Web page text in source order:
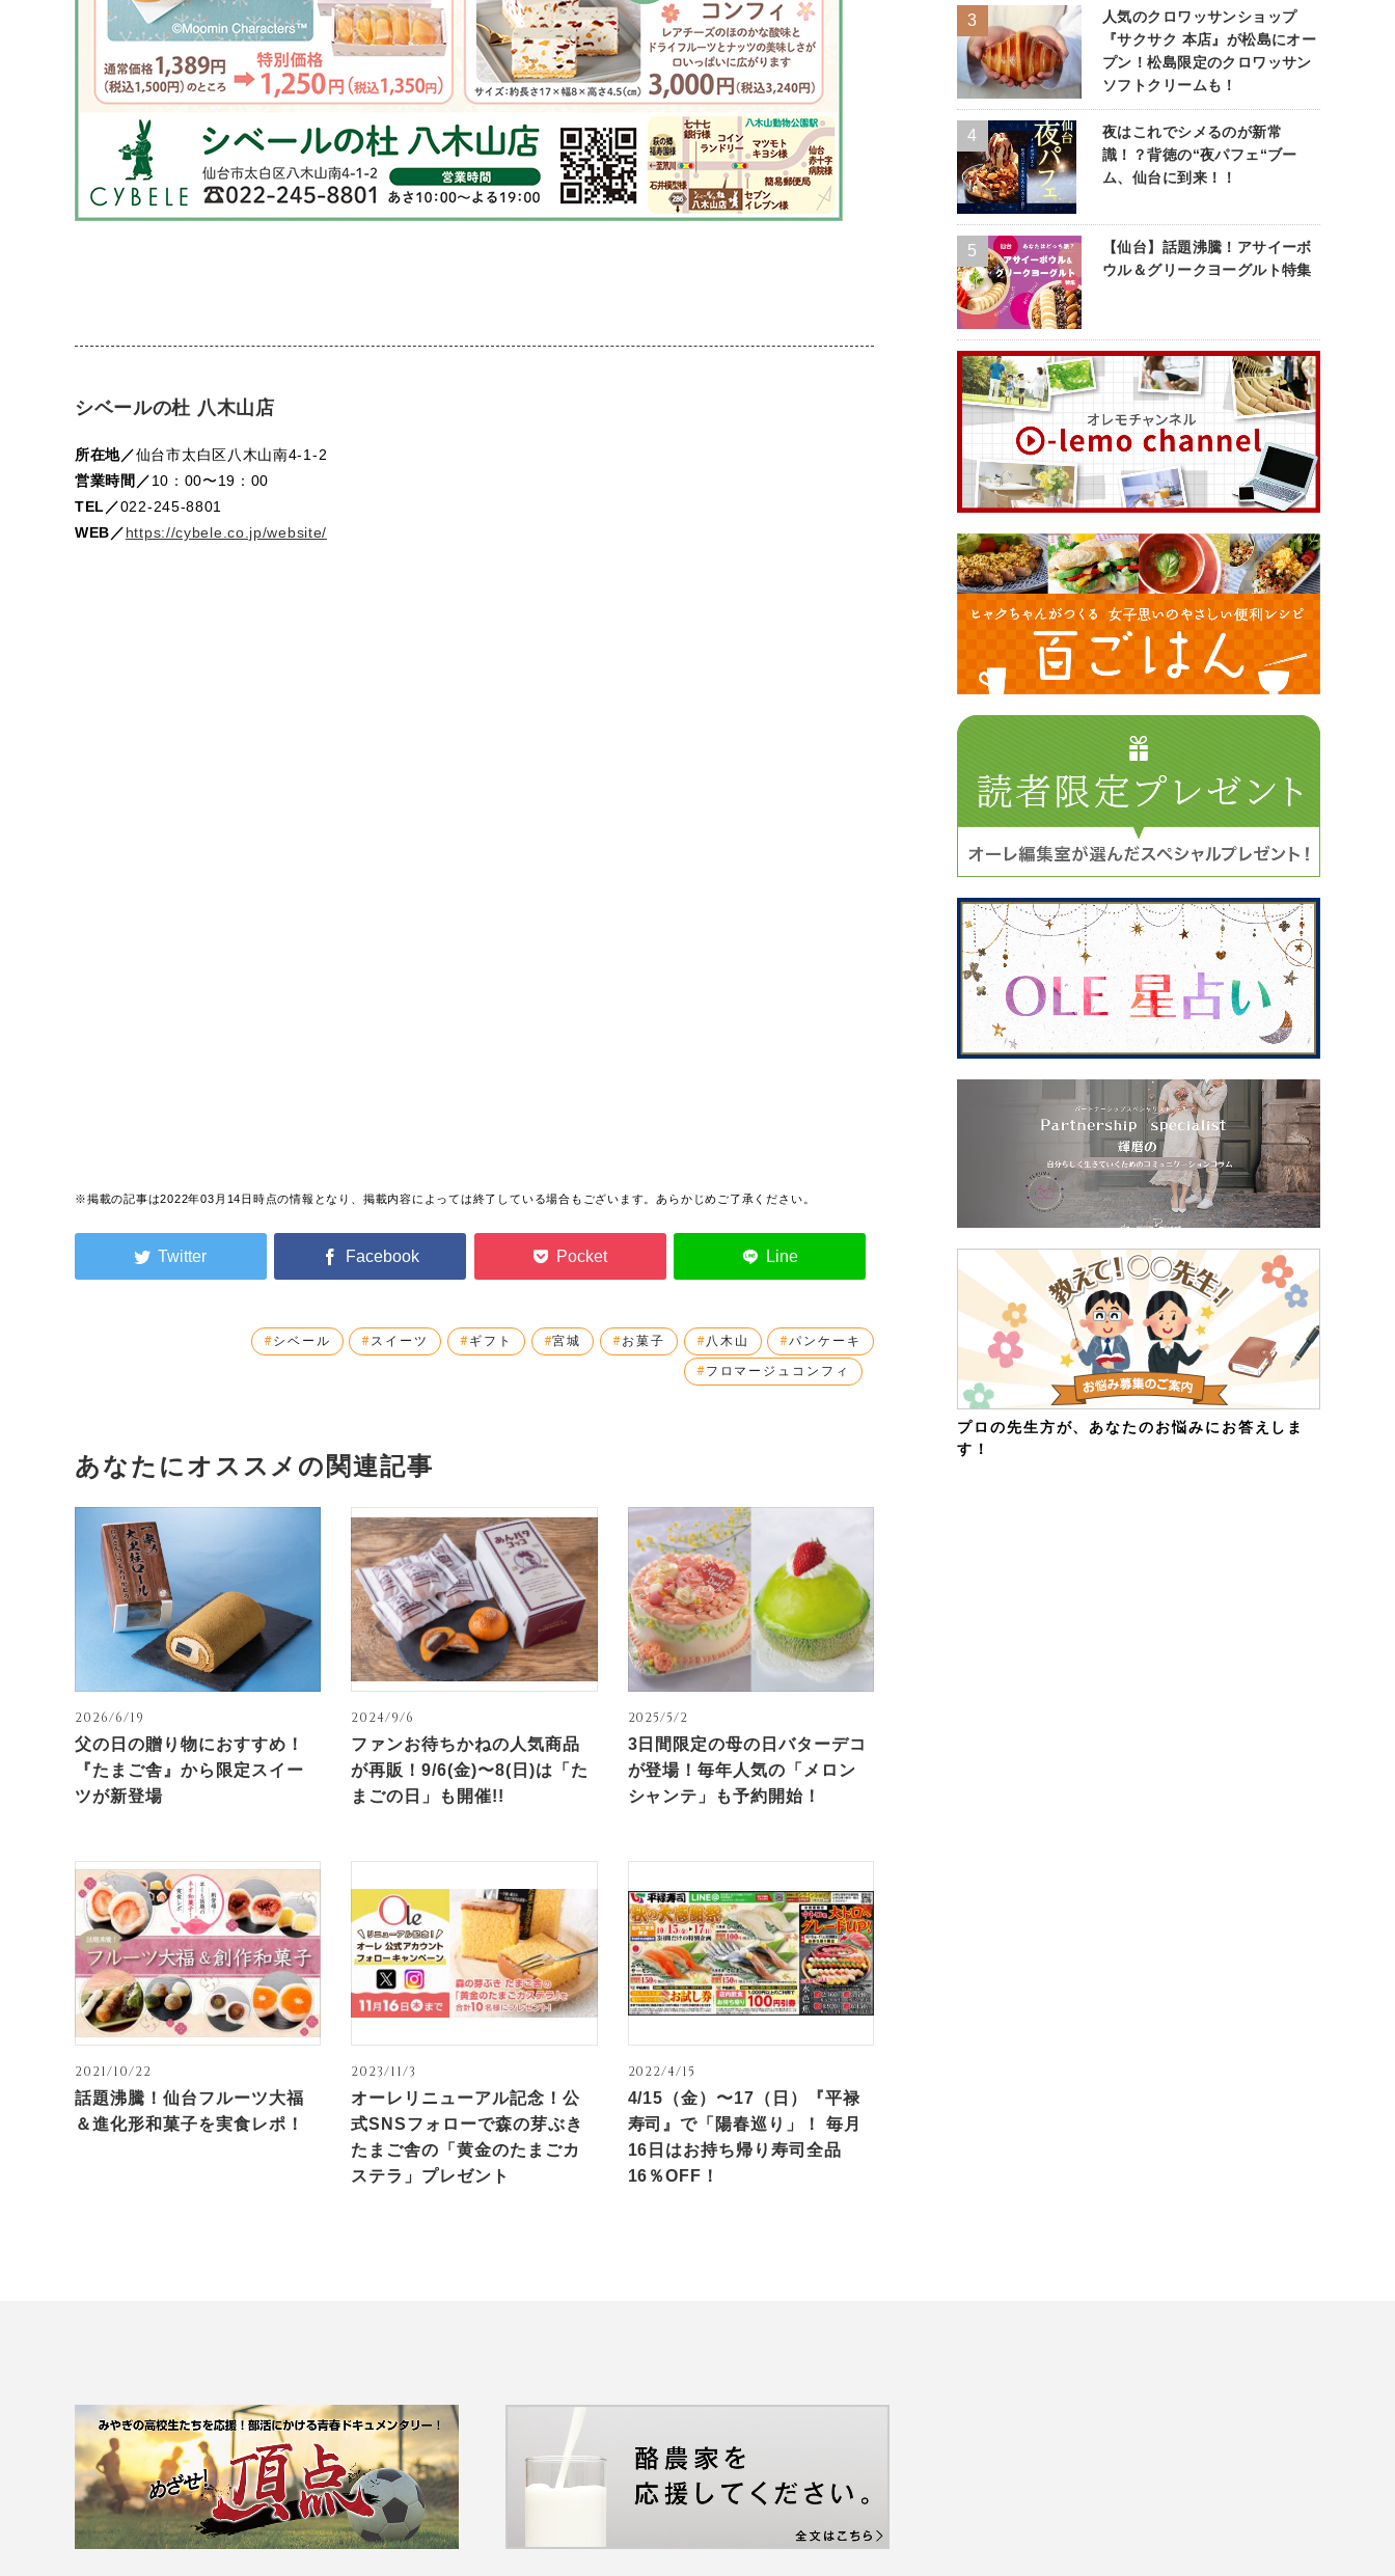
シベールの杜 八木山店
所在地／仙台市太白区八木山南4-1-2
営業時間／10：00〜19：00
TEL／022-245-8801
WEB／https://cybele.co.jp/website/
※掲載の記事は2022年03月14日時点の情報となり、掲載内容によっては終了している場合もございます。あらかじめご了承ください。
シベール スイーツ ギフト 宮城 お菓子 八木山 パンケーキ
フロマージュコンフィ
あなたにオススメの関連記事
2026/6/19
父の日の贈り物におすすめ！
『たまご舎』から限定スイー
ツが新登場
2024/9/6
ファンお待ちかねの人気商品
が再販！9/6(金)〜8(日)は「た
まごの日」も開催!!
2025/5/2
3日間限定の母の日バターデコ
が登場！毎年人気の「メロン
シャンテ」も予約開始！
2021/10/22
話題沸騰！仙台フルーツ大福
＆進化形和菓子を実食レポ！
2023/11/3
オーレリニューアル記念！公
式SNSフォローで森の芽ぶき
たまご舎の「黄金のたまごカ
ステラ」プレゼント
2022/4/15
4/15（金）〜17（日）『平禄
寿司』で「陽春巡り」！ 毎月
16日はお持ち帰り寿司全品
16％OFF！
人気のクロワッサンショップ
『サクサク 本店』が松島にオー
プン！松島限定のクロワッサン
ソフトクリームも！
夜はこれでシメるのが新常
識！？背徳の“夜パフェ“ブー
ム、仙台に到来！！
【仙台】話題沸騰！アサイーボ
ウル＆グリークヨーグルト特集
プロの先生方が、あなたのお悩みにお答えしま
す！